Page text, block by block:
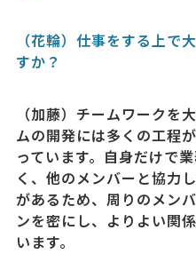
（花輪）仕事をする上で
すか？
（加藤）チームワークを
ムの開発には多くの工程
っています。自身だけで
く、他のメンバーと協力
があるため、周りのメン
ンを密にし、よりよい関
います。